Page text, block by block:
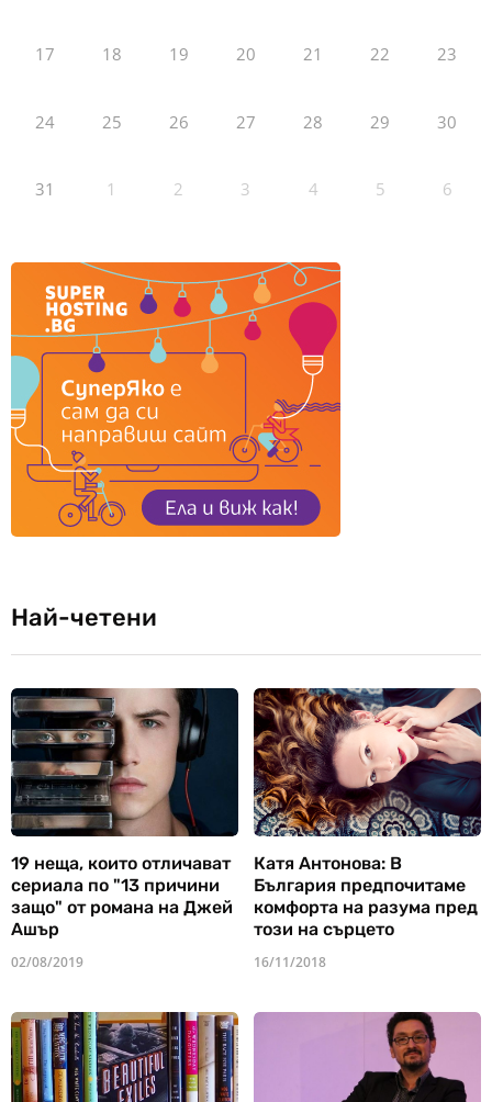
17 18 19 20 21 22 23
24 25 26 27 28 29 30
31 1 2 3 4 5 6
Най-четени
19 неща, които отличават
сериала по "13 причини
защо" от романа на Джей
Ашър
02/08/2019
Катя Антонова: В
България предпочитаме
комфорта на разума пред
този на сърцето
16/11/2018